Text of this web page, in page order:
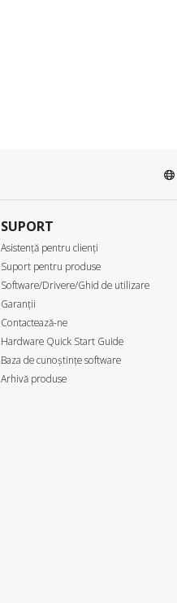
SUPORT
Asistență pentru clienți
Suport pentru produse
Software/Drivere/Ghid de utilizare
Garanții
Contactează-ne
Hardware Quick Start Guide
Baza de cunoștințe software
Arhivă produse